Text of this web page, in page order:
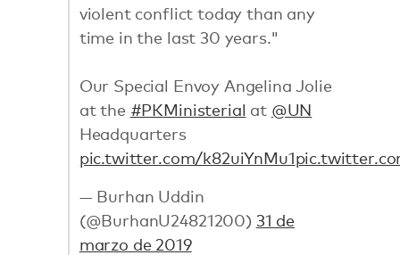
violent conflict today than any
time in the last 30 years."
Our Special Envoy Angelina Jolie
at the #PKMinisterial at @UN
Headquarters
pic.twitter.com/k82uiYnMu1
— Burhan Uddin
(@BurhanU24821200) 31 de
marzo de 2019